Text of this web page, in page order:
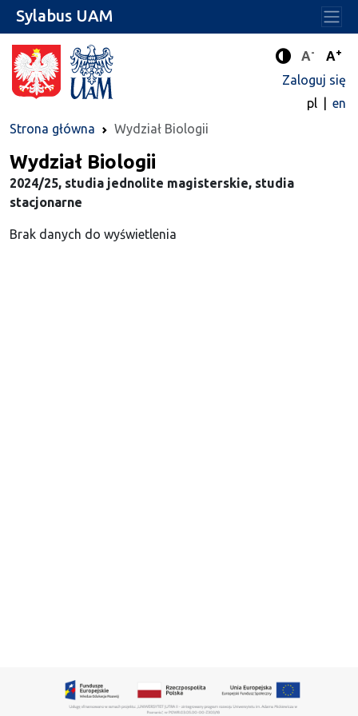
Tryb
A- A+
Zaloguj się
pl
en
Strona główna
Wydział Biologii
Sylabus UAM
Wydział Biologii
2024/25, studia jednolite magisterskie, studia
stacjonarne
Brak danych do wyświetlenia